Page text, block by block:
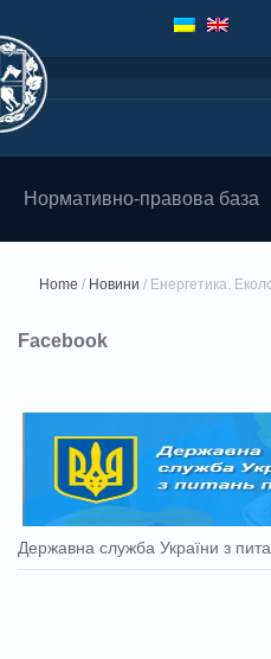
Нормативно-правова база
Home / Новини / Енергетика.
Facebook
Державна служба України з